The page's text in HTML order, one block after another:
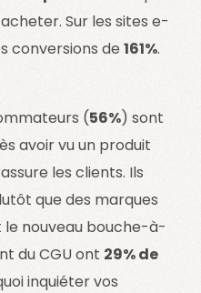
Sur les sites e-
conversions de161%.
(56%) sont
avoir vu un produit
les clients. Ils
que des marques
le nouveau bouche-à-
du CGU ont 29% de
inquiéter vos